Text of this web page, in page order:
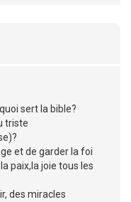
sert la bible?
triste
et de garder la foi
paix,la joie tous les
des miracles